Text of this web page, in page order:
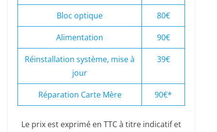
Bloc optique 80€
Alimentation 90€
Réinstallation système, mise à
jour
39€
Réparation Carte Mère 90€*
Le prix est exprimé en TTC à titre indicatif et